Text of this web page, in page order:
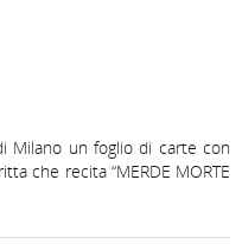
Milano un foglio di carte con
che recita “MERDE MORTE